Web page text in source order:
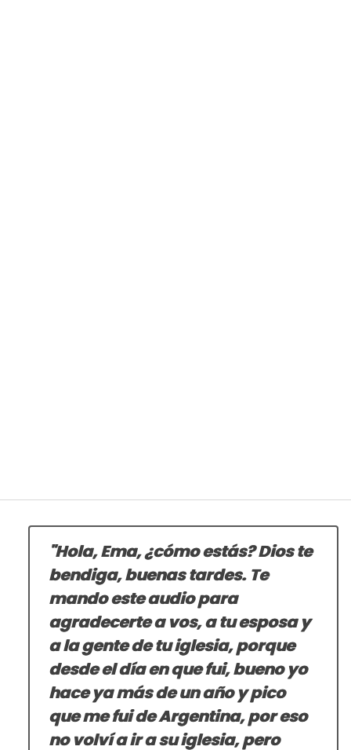
"Hola, Ema, ¿cómo estás? Dios te
bendiga, buenas tardes. Te
mando este audio para
agradecerte a vos, a tu esposa y
a la gente de tu iglesia, porque
desde el día en que fui, bueno yo
hace ya más de un año y pico
que me fui de Argentina, por eso
no volví a ir a su iglesia, pero